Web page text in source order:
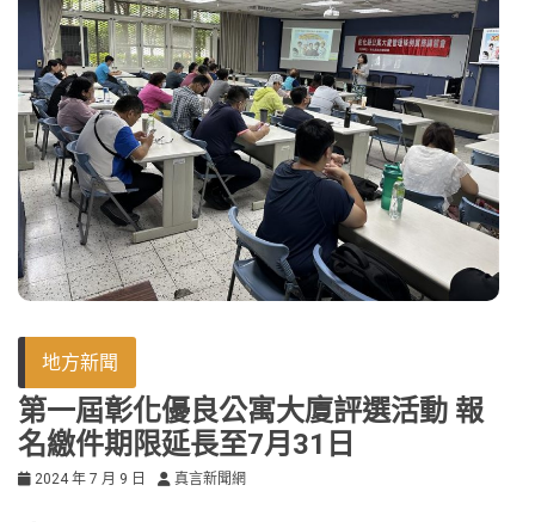
地方新聞
第一屆彰化優良公寓大廈評選活動 報
名繳件期限延長至7月31日
2024 年 7 月 9 日 真言新聞網